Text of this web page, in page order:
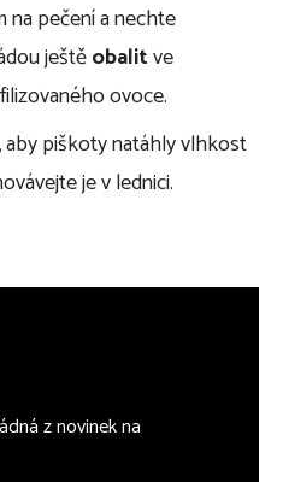
na pečení a nechte
ještěobalitve
ovoce.
piškoty natáhly vlhkost
je v lednici.
z novinek na